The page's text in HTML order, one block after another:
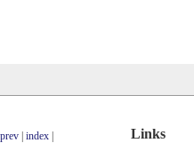
index Links